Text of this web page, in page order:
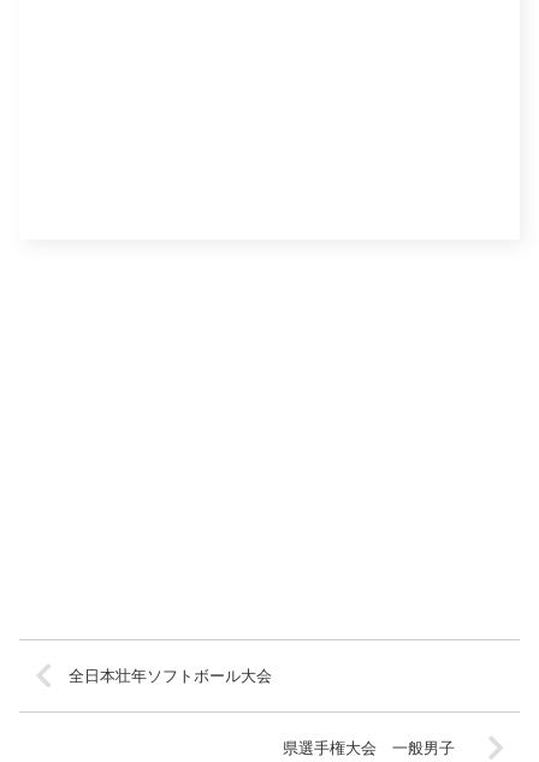
全日本壮年ソフトボール大会
県選手権大会 一般男子